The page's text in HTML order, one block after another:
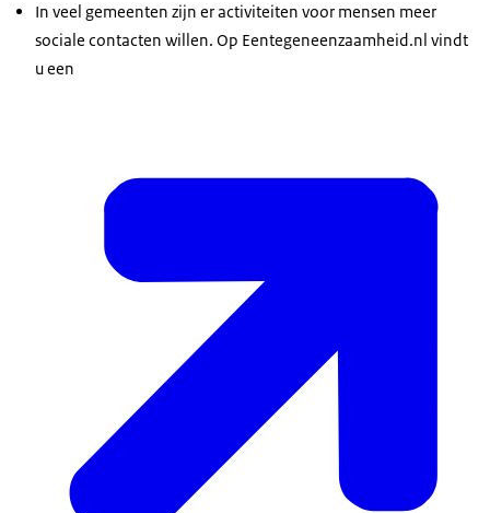
In veel gemeenten zijn er activiteiten voor mensen meer
sociale contacten willen. Op Eentegeneenzaamheid.nl vindt
u een